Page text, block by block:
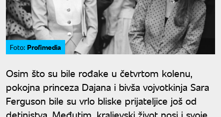
Foto: Profimedia
Osim što su bile rođake u četvrtom kolenu,
pokojna princeza Dajana i bivša vojvotkinja Sara
Ferguson bile su vrlo bliske prijateljice još od